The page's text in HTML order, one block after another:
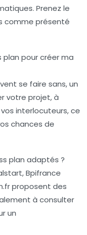
Prenez le
comme présenté
plan pour créer ma
se faire sans, un
votre projet, à
interlocuteurs, ce
chances de
plan adaptés ?
Bpifrance
proposent des
à consulter
un